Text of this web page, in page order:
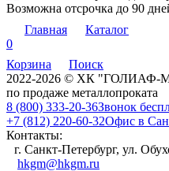
Возможна отсрочка до 90
Главная
Каталог
0
Корзина
Поиск
2022-2026 © ХК "ГОЛИАФ-
по продаже металлопроката
8 (800) 333-20-36Звонок
+7 (812) 220-60-32Офис в
Контакты:
г. Санкт-Петербург, ул.
hkgm@hkgm.ru